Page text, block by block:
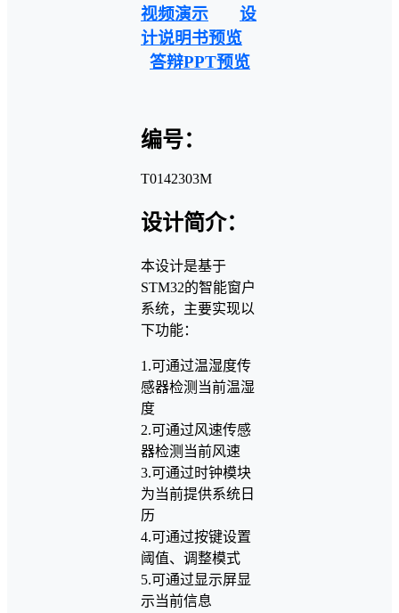
视频演示
设
计说明书预览
答辩PPT预览
编号：
T0142303M
设计简介：
本设计是基于
STM32的智能窗户
系统，主要实现以
下功能：
1.可通过温湿度传
感器检测当前温湿
度
2.可通过风速传感
器检测当前风速
3.可通过时钟模块
为当前提供系统日
历
4.可通过按键设置
阈值、调整模式
5.可通过显示屏显
示当前信息